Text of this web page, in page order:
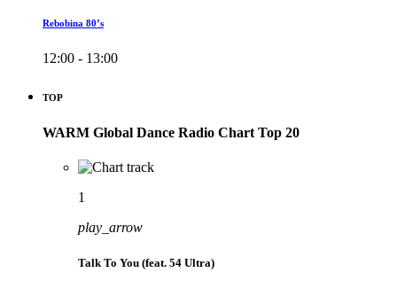
Rebobina 80’s
12:00 - 13:00
TOP
WARM Global Dance Radio Chart Top 20
1
play_arrow
Talk To You (feat. 54 Ultra)